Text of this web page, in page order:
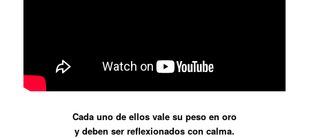
Cada uno de ellos vale su peso en oro
y deben ser reflexionados con calma.